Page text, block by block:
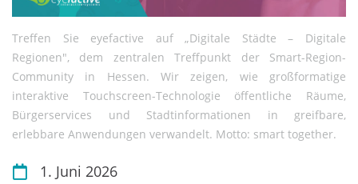
Treffen Sie eyefactive auf „Digitale Städte – Digitale
Regionen", dem zentralen Treffpunkt der Smart-Region-
Community in Hessen. Wir zeigen, wie großformatige
interaktive Touchscreen-Technologie öffentliche Räume,
Bürgerservices und Stadtinformationen in greifbare,
erlebbare Anwendungen verwandelt. Motto: smart together.
1. Juni 2026